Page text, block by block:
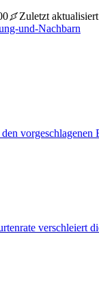
Zuletzt
und-Nachbarn
vorgeschlagenen
verschleiert